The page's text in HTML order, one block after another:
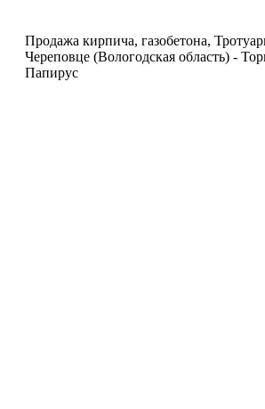
Продажа кирпича, газобетона,
Череповце (Вологодская область) -
Папирус